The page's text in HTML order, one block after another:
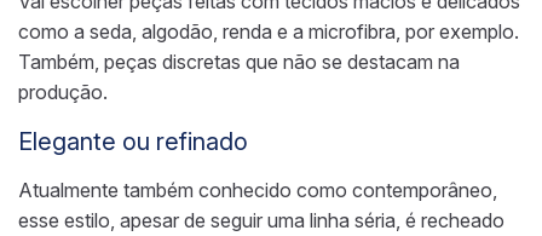
como a seda, algodão, renda e a microfibra, por exemplo.
Também, peças discretas que não se destacam na
produção.
Elegante ou refinado
Atualmente também conhecido como contemporâneo,
esse estilo, apesar de seguir uma linha séria, é recheado